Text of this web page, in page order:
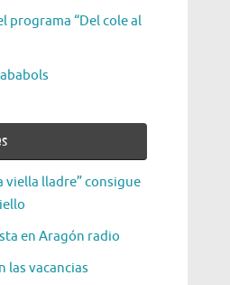
programa “Del cole al
viella lladre” consigue
en Aragón radio
las vacancias